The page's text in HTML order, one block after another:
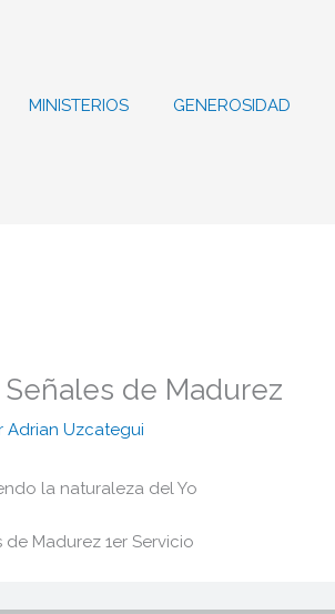
MINISTERIOS GENEROSIDAD
Señales de Madurez
Adrian Uzcategui
la naturaleza del Yo
de Madurez 1er Servicio